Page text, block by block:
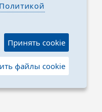
Политикой
Принять cookie
файлы cookie